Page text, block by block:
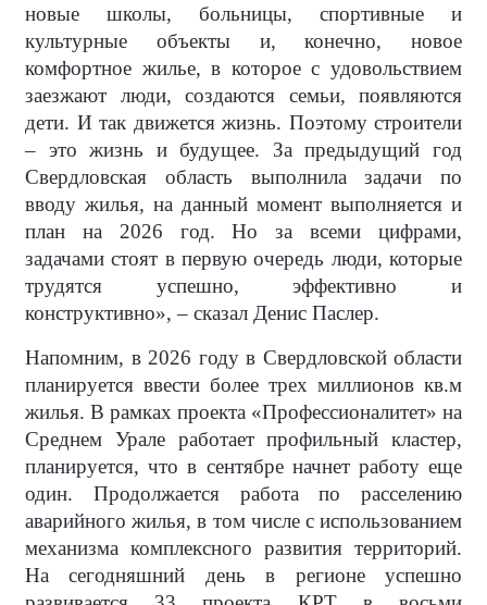
новые школы, больницы, спортивные и
культурные объекты и, конечно, новое
комфортное жилье, в которое с удовольствием
заезжают люди, создаются семьи, появляются
дети. И так движется жизнь. Поэтому строители
– это жизнь и будущее. За предыдущий год
Свердловская область выполнила задачи по
вводу жилья, на данный момент выполняется и
план на 2026 год. Но за всеми цифрами,
задачами стоят в первую очередь люди, которые
трудятся успешно, эффективно и
конструктивно», – сказал Денис Паслер.
Напомним, в 2026 году в Свердловской области
планируется ввести более трех миллионов кв.м
жилья. В рамках проекта «Профессионалитет» на
Среднем Урале работает профильный кластер,
планируется, что в сентябре начнет работу еще
один. Продолжается работа по расселению
аварийного жилья, в том числе с использованием
механизма комплексного развития территорий.
На сегодняшний день в регионе успешно